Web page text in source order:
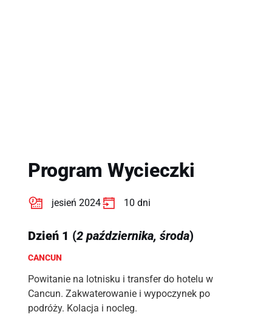
Program Wycieczki
jesień 2024 10 dni
Dzień 1 (2 października, środa)
CANCUN
Powitanie na lotnisku i transfer do hotelu w
Cancun. Zakwaterowanie i wypoczynek po
podróży. Kolacja i nocleg.